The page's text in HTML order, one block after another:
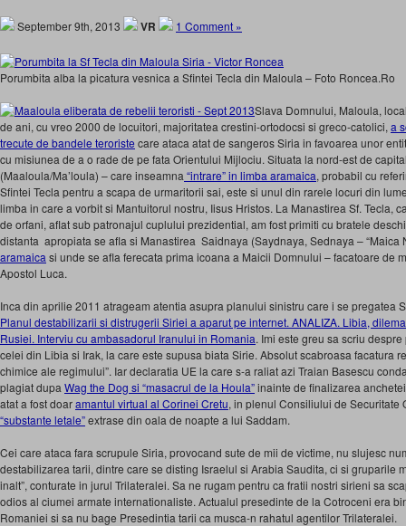
September 9th, 2013 VR 1 Comment »
Porumbita alba la picatura vesnica a Sfintei Tecla din Maloula – Foto Roncea.Ro
Slava Domnului, Maloula,
de ani, cu vreo 2000 de locuitori, majoritatea crestini-ortodocsi si greco-catolici, a
trecute de bandele teroriste care ataca atat de sangeros Siria in favoarea unor
cu misiunea de a o rade de pe fata Orientului Mijlociu. Situata la nord-est de
(Maaloula/Ma’loula) – care inseamna “intrare” in limba aramaica, probabil cu
Sfintei Tecla pentru a scapa de urmaritorii sai, este si unul din rarele locuri din
limba in care a vorbit si Mantuitorul nostru, Iisus Hristos. La Manastirea Sf. Tecla,
de orfani, aflat sub patronajul cuplului prezidential, am fost primiti cu bratele
distanta apropiata se afla si Manastirea Saidnaya (Saydnaya, Sednaya – “Maica
aramaica si unde se afla ferecata prima icoana a Maicii Domnului – facatoare de
Apostol Luca.
Inca din aprilie 2011 atrageam atentia asupra planului sinistru care i se pregatea
Planul destabilizarii si distrugerii Siriei a aparut pe internet. ANALIZA. Libia,
Rusiei. Interviu cu ambasadorul Iranului in Romania. Imi este greu sa scriu
celei din Libia si Irak, la care este supusa biata Sirie. Absolut scabroasa facatura
chimice ale regimului”. Iar declaratia UE la care s-a raliat azi Traian Basescu
plagiat dupa Wag the Dog si “masacrul de la Houla”inainte de finalizarea
atat a fost doaramantul virtual al Corinei Cretu, in plenul Consiliului de Securitate
“substante letale”extrase din oala de noapte a lui Saddam.
Cei care ataca fara scrupule Siria, provocand sute de mii de victime, nu slujesc
destabilizarea tarii, dintre care se disting Israelul si Arabia Saudita, ci si gruparile
inalt”, conturate in jurul Trilateralei. Sa ne rugam pentru ca fratii nostri sirieni sa
odios al ciumei armate internationaliste. Actualul presedinte de la Cotroceni era
Romaniei si sa nu bage Presedintia tarii ca musca-n rahatul agentilor Trilateralei.